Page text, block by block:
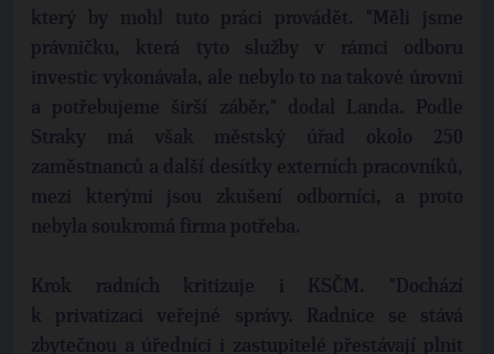
který by mohl tuto práci provádět. "Měli jsme
právničku, která tyto služby v rámci odboru
investic vykonávala, ale nebylo to na takové úrovni
a potřebujeme širší záběr," dodal Landa. Podle
Straky má však městský úřad okolo 250
zaměstnanců a další desítky externích pracovníků,
mezi kterými jsou zkušení odborníci, a proto
nebyla soukromá firma potřeba.
Krok radních kritizuje i KSČM. "Dochází
k privatizaci veřejné správy. Radnice se stává
zbytečnou a úředníci i zastupitelé přestávají plnit